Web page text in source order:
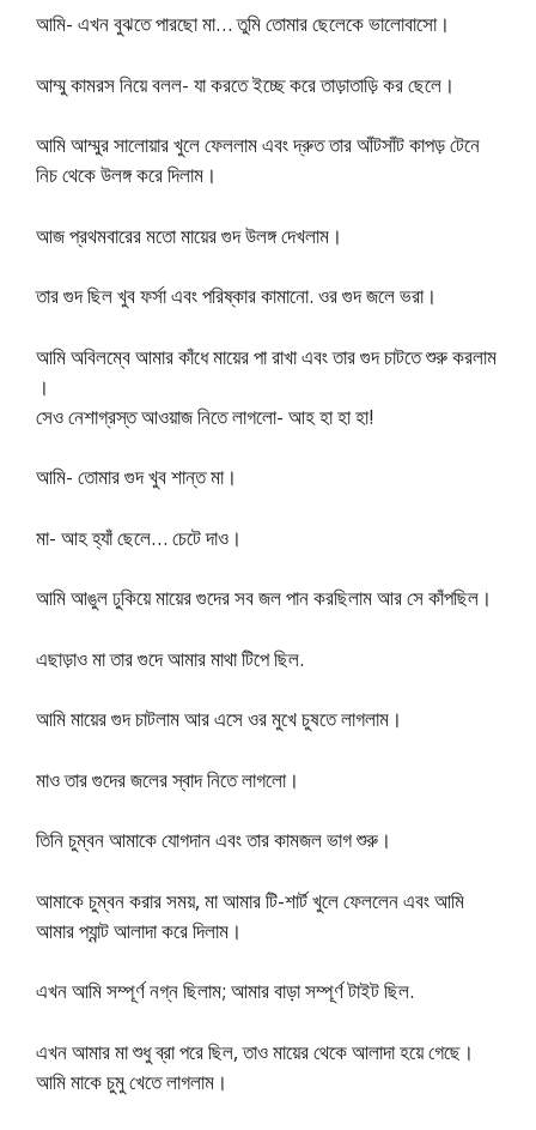
আমি- এখন বুঝতে পারছো মা… তুমি তোমার ছেলেকে ভালোবাসো।
আম্মু কামরস নিয়ে বলল- যা করতে ইচ্ছে করে তাড়াতাড়ি কর ছেলে।
আমি আম্মুর সালোয়ার খুলে ফেললাম এবং দ্রুত তার আঁটসাঁট কাপড় টেনে
নিচ থেকে উলঙ্গ করে দিলাম।
আজ প্রথমবারের মতো মায়ের গুদ উলঙ্গ দেখলাম।
তার গুদ ছিল খুব ফর্সা এবং পরিষ্কার কামানো. ওর গুদ জলে ভরা।
আমি অবিলম্বে আমার কাঁধে মায়ের পা রাখা এবং তার গুদ চাটতে শুরু করলাম
।
সেও নেশাগ্রস্ত আওয়াজ নিতে লাগলো- আহ হা হা হা!
আমি- তোমার গুদ খুব শান্ত মা।
মা- আহ হ্যাঁ ছেলে… চেটে দাও।
আমি আঙুল ঢুকিয়ে মায়ের গুদের সব জল পান করছিলাম আর সে কাঁপছিল।
এছাড়াও মা তার গুদে আমার মাথা টিপে ছিল.
আমি মায়ের গুদ চাটলাম আর এসে ওর মুখে চুষতে লাগলাম।
মাও তার গুদের জলের স্বাদ নিতে লাগলো।
তিনি চুম্বন আমাকে যোগদান এবং তার কামজল ভাগ শুরু।
আমাকে চুম্বন করার সময়, মা আমার টি-শার্ট খুলে ফেললেন এবং আমি
আমার প্যান্ট আলাদা করে দিলাম।
এখন আমি সম্পূর্ণ নগ্ন ছিলাম; আমার বাড়া সম্পূর্ণ টাইট ছিল.
এখন আমার মা শুধু ব্রা পরে ছিল, তাও মায়ের থেকে আলাদা হয়ে গেছে।
আমি মাকে চুমু খেতে লাগলাম।